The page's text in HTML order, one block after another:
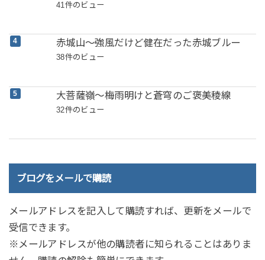
41件のビュー
赤城山～強風だけど健在だった赤城ブルー
38件のビュー
大菩薩嶺～梅雨明けと蒼穹のご褒美稜線
32件のビュー
ブログをメールで購読
メールアドレスを記入して購読すれば、更新をメールで
受信できます。
※メールアドレスが他の購読者に知られることはありま